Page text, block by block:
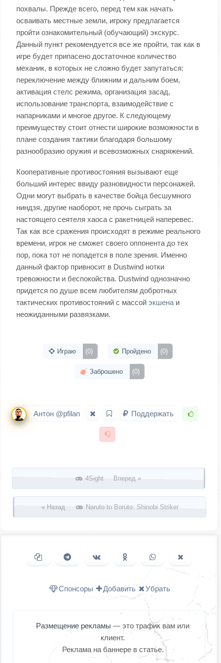
похвалы. Прежде всего, перед тем как начать
осваивать местные земли, игроку предлагается
пройти ознакомительный (обучающий) экскурс.
Данный пункт рекомендуется все же пройти, так как в
игре будет припасено достаточное количество
механик, в которых не сложно будет запутаться:
переключение между ближним и дальним боем,
активация стелс режима, организация засад,
использование транспорта, взаимодействие с
напарниками и многое другое. К следующему
преимуществу стоит отнести широкие возможности в
плане создания тактики благодаря большому
разнообразию оружия и всевозможных снаряжений.
Кооперативные противостояния вызывают еще
больший интерес ввиду разновидности персонажей.
Одни могут выбрать в качестве бойца бесшумного
ниндзя, другие наоборот, не прочь сыграть за
настоящего сеятеля хаоса с ракетницей наперевес.
Так как все сражения происходят в режиме реального
времени, игрок не сможет своего оппонента до тех
пор, пока тот не попадется в поле зрения. Именно
данный фактор привносит в Dustwind нотки
тревожности и беспокойства. Dustwind однозначно
придется по душе всем любителям добротных
тактических противостояний с массой экшена и
неожиданными развязками.
Играю (0) Пройдено (0)
Заброшено (0)
Антон @pfilan Поддержать
Запись навигация
4Sight Вперед »
« Назад Naruto to Boruto: Shinobi Striker
Копировать ссылкуПоделиться в Telegram
Поделиться ВКонтакте
Поделиться в
Одноклассниках
Поделиться в
WhatsAppв X
Спонсоры Добавить Убрать
Размещение рекламы — это трафик вам или
клиент.
Реклама на баннере в статье.